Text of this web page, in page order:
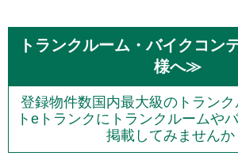
トランクルーム・バイクコン
様へ≫
登録物件数国内最大級のトラン
トeトランクにトランクルームや
掲載してみませんか